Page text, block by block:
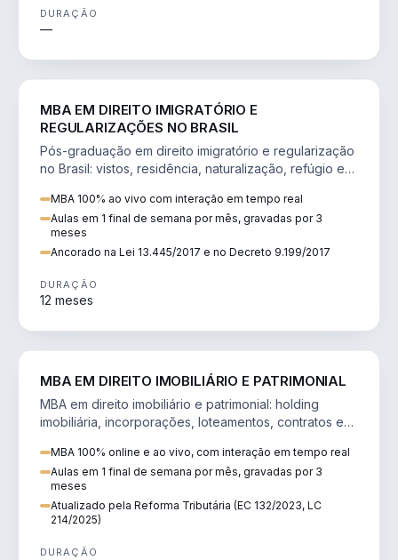
DURAÇÃO
—
MBA EM DIREITO IMIGRATÓRIO E
REGULARIZAÇÕES NO BRASIL
Pós-graduação em direito imigratório e regularização
no Brasil: vistos, residência, naturalização, refúgio e
MBA 100% ao vivo com interação em tempo real
Aulas em 1 final de semana por mês, gravadas por 3
meses
Ancorado na Lei 13.445/2017 e no Decreto 9.199/2017
DURAÇÃO
12 meses
MBA EM DIREITO IMOBILIÁRIO E PATRIMONIAL
MBA em direito imobiliário e patrimonial: holding
imobiliária, incorporações, loteamentos, contratos e
MBA 100% online e ao vivo, com interação em tempo real
Aulas em 1 final de semana por mês, gravadas por 3
meses
Atualizado pela Reforma Tributária (EC 132/2023, LC
214/2025)
DURAÇÃO